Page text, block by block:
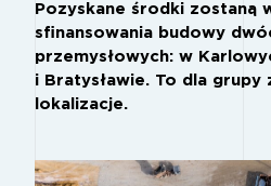
Pozyskane środki zostaną
sfinansowania budowy
przemysłowych: w
i Bratysławie. To dla grupy
lokalizacje.